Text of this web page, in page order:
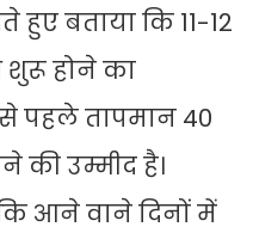
हुए बताया कि 11-12
होने का
पहले तापमान 40
की उम्मीद है।
आने वाने दिनों में